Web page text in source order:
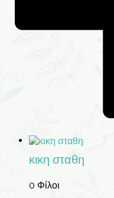
κικη σταθη
0 Φίλοι